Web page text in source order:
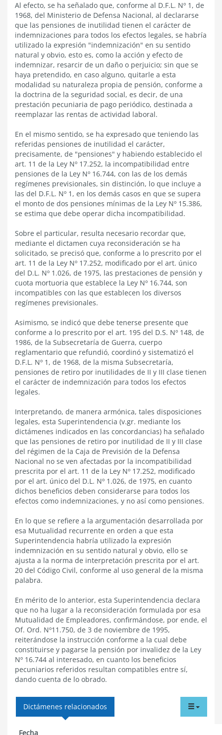
Al efecto, se ha señalado que, conforme al D.F.L. Nº 1, de
1968, del Ministerio de Defensa Nacional, al declararse
que las pensiones de inutilidad tienen el carácter de
indemnizaciones para todos los efectos legales, se habría
utilizado la expresión "indemnización" en su sentido
natural y obvio, esto es, como la acción y efecto de
indemnizar, resarcir de un daño o perjuicio; sin que se
haya pretendido, en caso alguno, quitarle a esta
modalidad su naturaleza propia de pensión, conforme a
la doctrina de la seguridad social, es decir, de una
prestación pecuniaria de pago periódico, destinada a
reemplazar las rentas de actividad laboral.
En el mismo sentido, se ha expresado que teniendo las
referidas pensiones de inutilidad el carácter,
precisamente, de "pensiones" y habiendo establecido el
art. 11 de la Ley Nº 17.252, la incompatibilidad entre
pensiones de la Ley Nº 16.744, con las de los demás
regímenes previsionales, sin distinción, lo que incluye a
las del D.F.L. Nº 1, en los demás casos en que se supera
el monto de dos pensiones mínimas de la Ley Nº 15.386,
se estima que debe operar dicha incompatibilidad.
Sobre el particular, resulta necesario recordar que,
mediante el dictamen cuya reconsideración se ha
solicitado, se precisó que, conforme a lo prescrito por el
art. 11 de la Ley Nº 17.252, modificado por el art. único
del D.L. Nº 1.026, de 1975, las prestaciones de pensión y
cuota mortuoria que establece la Ley Nº 16.744, son
incompatibles con las que establecen los diversos
regímenes previsionales.
Asimismo, se indicó que debe tenerse presente que
conforme a lo prescrito por el art. 195 del D.S. Nº 148, de
1986, de la Subsecretaría de Guerra, cuerpo
reglamentario que refundió, coordinó y sistematizó el
D.F.L. Nº 1, de 1968, de la misma Subsecretaría,
pensiones de retiro por inutilidades de II y III clase tienen
el carácter de indemnización para todos los efectos
legales.
Interpretando, de manera armónica, tales disposiciones
legales, esta Superintendencia (v.gr. mediante los
dictámenes indicados en las concordancias) ha señalado
que las pensiones de retiro por inutilidad de II y III clase
del régimen de la Caja de Previsión de la Defensa
Nacional no se ven afectadas por la incompatibilidad
prescrita por el art. 11 de la Ley Nº 17.252, modificado
por el art. único del D.L. Nº 1.026, de 1975, en cuanto
dichos beneficios deben considerarse para todos los
efectos como indemnizaciones, y no así como pensiones.
En lo que se refiere a la argumentación desarrollada por
esa Mutualidad recurrente en orden a que esta
Superintendencia habría utilizado la expresión
indemnización en su sentido natural y obvio, ello se
ajusta a la norma de interpretación prescrita por el art.
20 del Código Civil, conforme al uso general de la misma
palabra.
En mérito de lo anterior, esta Superintendencia declara
que no ha lugar a la reconsideración formulada por esa
Mutualidad de Empleadores, confirmándose, por ende, el
Of. Ord. Nº11.750, de 3 de noviembre de 1995,
reiterándose la instrucción conforme a la cual debe
constituirse y pagarse la pensión por invalidez de la Ley
Nº 16.744 al interesado, en cuanto los beneficios
pecuniarios referidos resultan compatibles entre sí,
dando cuenta de lo obrado.
menu
Dictámenes relacionados
Fecha